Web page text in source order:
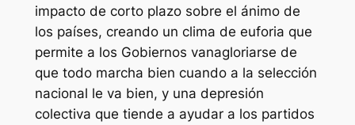
impacto de corto plazo sobre el ánimo de
los países, creando un clima de euforia que
permite a los Gobiernos vanagloriarse de
que todo marcha bien cuando a la selección
nacional le va bien, y una depresión
colectiva que tiende a ayudar a los partidos